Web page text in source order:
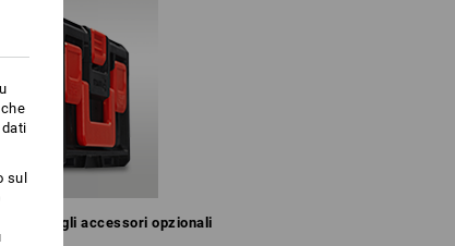
degli accessori opzionali
sul